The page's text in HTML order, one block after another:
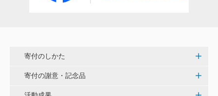
白石流司、その始まりを赤門に。 <ひらけ！赤門プロ
ジェクト>
寄付のしかた
寄付の謝意・記念品